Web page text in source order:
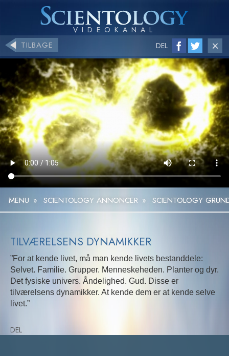
TILBAGE DEL
MENU » SCIENTOLOGY ANNONCER » SCIENTOLOGY
TILVÆRELSENS DYNAMIKKER
”For at kende livet, må man kende livets bestanddele:
Selvet. Familie. Grupper. Menneskeheden. Planter og dyr.
Det fysiske univers. Åndelighed. Gud. Disse er
tilværelsens dynamikker. At kende dem er at kende selve
livet.”
DEL